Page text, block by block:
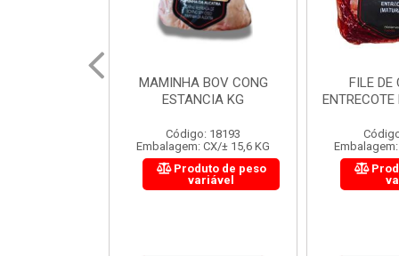
FILE DE COSTELA
ENTRECOTE ESTANCIA KG
Código: 18299
Embalagem: CX/± 14,4 KG
Produto de peso
variável
CUPIM
Embalagem: